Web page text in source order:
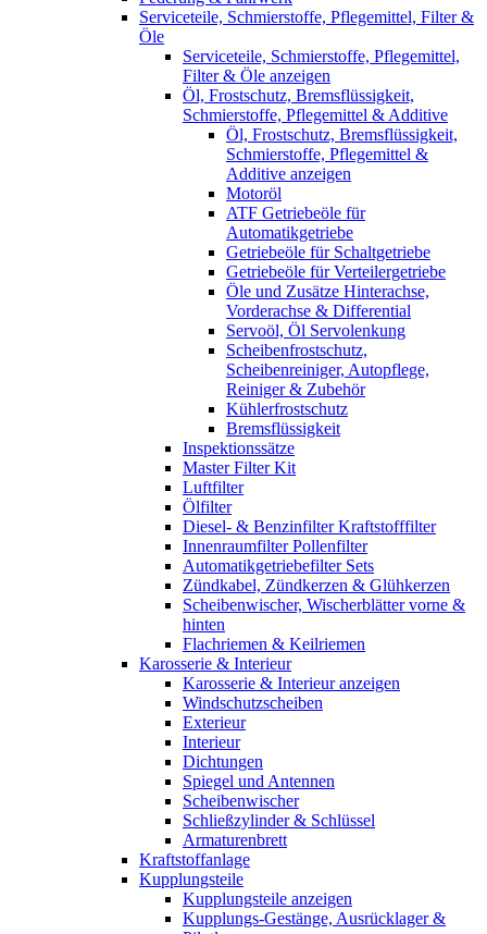
Serviceteile, Schmierstoffe, Pflegemittel, Filter &
Öle
Serviceteile, Schmierstoffe, Pflegemittel,
Filter & Öle anzeigen
Öl, Frostschutz, Bremsflüssigkeit,
Schmierstoffe, Pflegemittel & Additive
Öl, Frostschutz, Bremsflüssigkeit,
Schmierstoffe, Pflegemittel &
Additive anzeigen
Motoröl
ATF Getriebeöle für
Automatikgetriebe
Getriebeöle für Schaltgetriebe
Getriebeöle für Verteilergetriebe
Öle und Zusätze Hinterachse,
Vorderachse & Differential
Servoöl, Öl Servolenkung
Scheibenfrostschutz,
Scheibenreiniger, Autopflege,
Reiniger & Zubehör
Kühlerfrostschutz
Bremsflüssigkeit
Inspektionssätze
Master Filter Kit
Luftfilter
Ölfilter
Diesel- & Benzinfilter Kraftstofffilter
Innenraumfilter Pollenfilter
Automatikgetriebefilter Sets
Zündkabel, Zündkerzen & Glühkerzen
Scheibenwischer, Wischerblätter vorne &
hinten
Flachriemen & Keilriemen
Karosserie & Interieur
Karosserie & Interieur anzeigen
Windschutzscheiben
Exterieur
Interieur
Dichtungen
Spiegel und Antennen
Scheibenwischer
Schließzylinder & Schlüssel
Armaturenbrett
Kraftstoffanlage
Kupplungsteile
Kupplungsteile anzeigen
Kupplungs-Gestänge, Ausrücklager &